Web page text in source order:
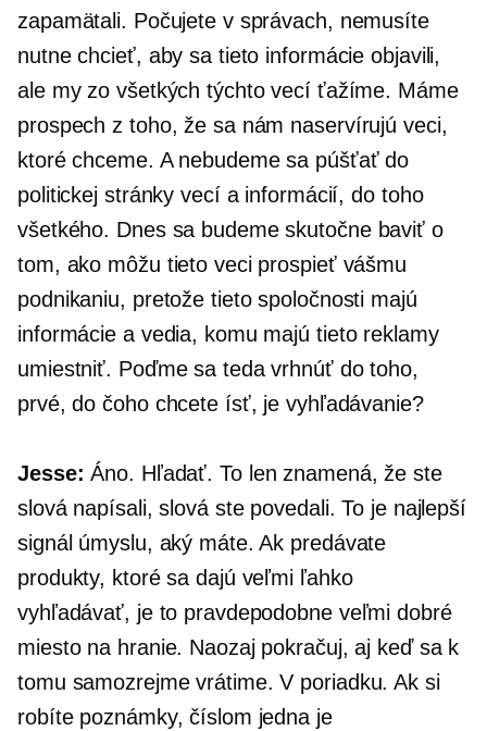
zapamätali. Počujete v správach, nemusíte
nutne chcieť, aby sa tieto informácie objavili,
ale my zo všetkých týchto vecí ťažíme. Máme
prospech z toho, že sa nám naservírujú veci,
ktoré chceme. A nebudeme sa púšťať do
politickej stránky vecí a informácií, do toho
všetkého. Dnes sa budeme skutočne baviť o
tom, ako môžu tieto veci prospieť vášmu
podnikaniu, pretože tieto spoločnosti majú
informácie a vedia, komu majú tieto reklamy
umiestniť. Poďme sa teda vrhnúť do toho,
prvé, do čoho chcete ísť, je vyhľadávanie?
Jesse: Áno. Hľadať. To len znamená, že ste
slová napísali, slová ste povedali. To je najlepší
signál úmyslu, aký máte. Ak predávate
produkty, ktoré sa dajú veľmi ľahko
vyhľadávať, je to pravdepodobne veľmi dobré
miesto na hranie. Naozaj pokračuj, aj keď sa k
tomu samozrejme vrátime. V poriadku. Ak si
robíte poznámky, číslom jedna je